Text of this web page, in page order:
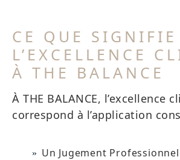
CE QUE SIGNIFIE
L’EXCELLENCE
À THE BALANCE
À THE BALANCE, l’excellence
correspond à l’application
Un Jugement Professionnel